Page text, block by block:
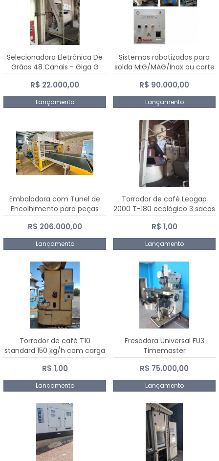
Selecionadora Eletrônica De
Grãos 48 Canais - Giga G
10000
R$ 22.000,00
Lançamento
Sistemas robotizados para
solda MIG/MAG/Inox ou corte
plasma
R$ 90.000,00
Lançamento
Embaladora com Tunel de
Encolhimento para peças
grandes portas janelas -
Dalmak
R$ 206.000,00
Lançamento
Torrador de café Leogap
2000 T-180 ecológico 3 sacas
de carga 540 kg/h
R$ 1,00
Lançamento
Torrador de café T10
standard 150 kg/h com carga
de 10 kg
R$ 1,00
Lançamento
Fresadora Universal FU3
Timemaster
R$ 75.000,00
Lançamento